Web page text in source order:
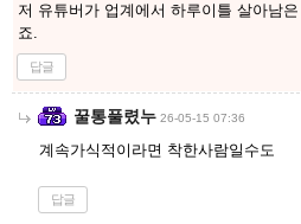
저 유튜버가 업계에서 하루이틀 살아남
죠.
답글
꿀통풀렸누 26-05-15 07:36
계속가식적이라면 착한사람일수도
답글